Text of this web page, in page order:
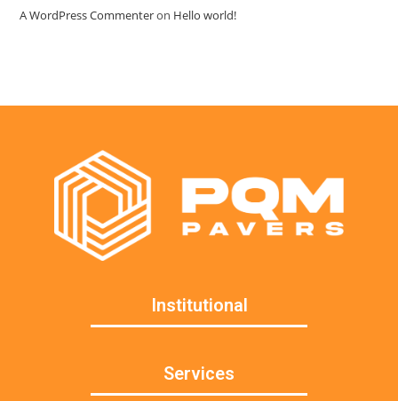
A WordPress Commenteron Hello world!
Institutional
Services